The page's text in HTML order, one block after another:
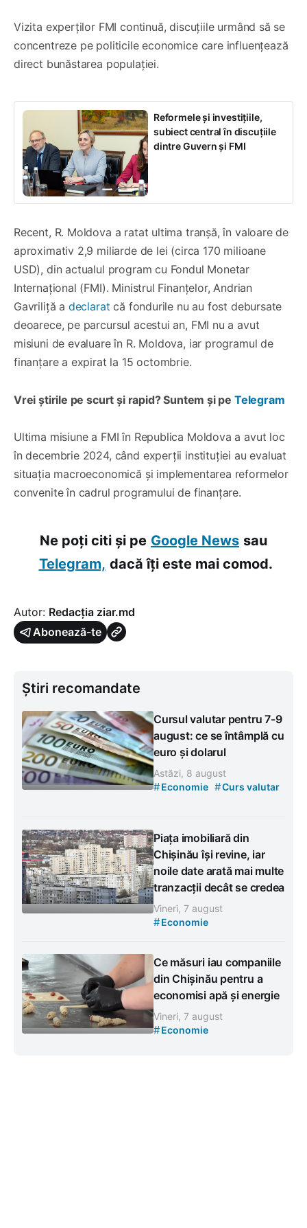
Vizita experților FMI continuă, discuțiile urmând să se
concentreze pe politicile economice care influențează
direct bunăstarea populației.
Reformele și investițiile,
subiect central în discuțiile
dintre Guvern și FMI
Recent, R. Moldova a ratat ultima tranșă, în valoare de
aproximativ 2,9 miliarde de lei (circa 170 milioane
USD), din actualul program cu Fondul Monetar
Internațional (FMI). Ministrul Finanțelor, Andrian
Gavriliță a declaratcă fondurile nu au fost debursate
deoarece, pe parcursul acestui an, FMI nu a avut
misiuni de evaluare în R. Moldova, iar programul de
finanțare a expirat la 15 octombrie.
Vrei știrile pe scurt și rapid? Suntem și pe Telegram
Ultima misiune a FMI în Republica Moldova a avut loc
în decembrie 2024, când experții instituției au evaluat
situația macroeconomică și implementarea reformelor
convenite în cadrul programului de finanțare.
Ne poți citi și pe Google News sau
Telegram, dacă îți este mai comod.
Autor: Redacția ziar.md
Abonează-te
Știri recomandate
Cursul valutar pentru 7-9
august: ce se întâmplă cu
euro și dolarul
Astăzi, 8 august
#Economie #Curs valutar
Piața imobiliară din
Chișinău își revine, iar
noile date arată mai multe
tranzacții decât se credea
Vineri, 7 august
#Economie
Ce măsuri iau companiile
din Chișinău pentru a
economisi apă și energie
Vineri, 7 august
#Economie